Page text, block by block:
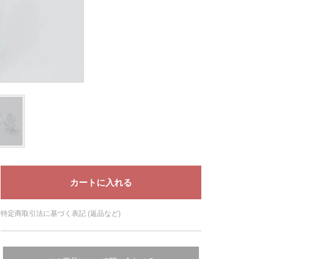
特定商取引法に基づく表記 (返品など)